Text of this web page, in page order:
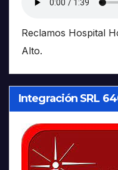
Reclamos Hospital
Alto.
Integración SRL